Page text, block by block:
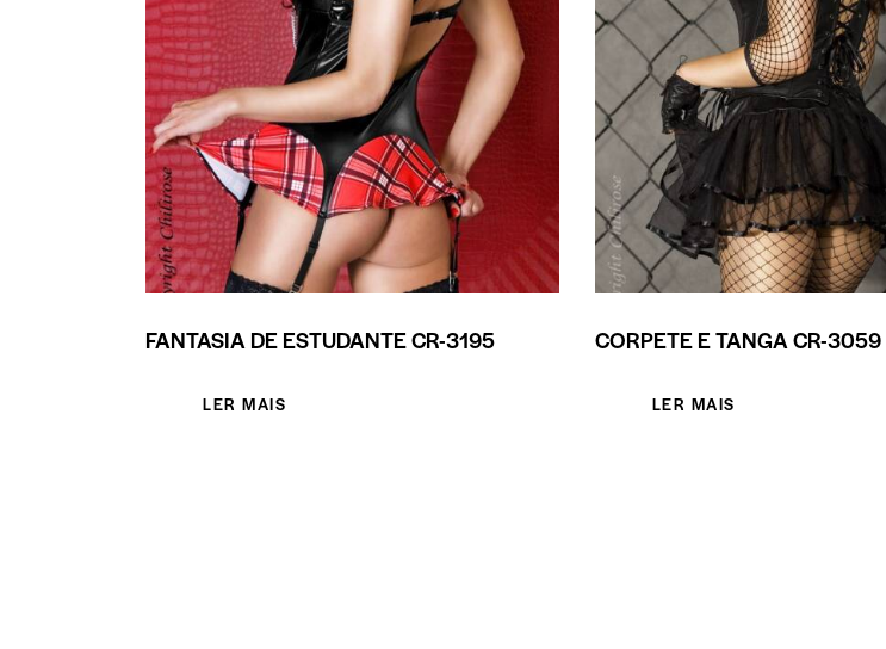
FANTASIA DE ESTUDANTE CR-3195
LER MAIS
CORPETE E TANGA CR-3059
LER MAIS